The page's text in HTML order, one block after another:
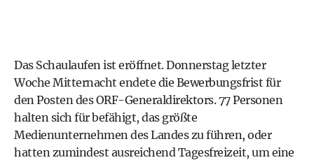
Das Schaulaufen ist eröffnet. Donnerstag letzter
Woche Mitternacht endete die Bewerbungsfrist für
den Posten des ORF-Generaldirektors. 77 Personen
halten sich für befähigt, das größte
Medienunternehmen des Landes zu führen, oder
hatten zumindest ausreichend Tagesfreizeit, um eine